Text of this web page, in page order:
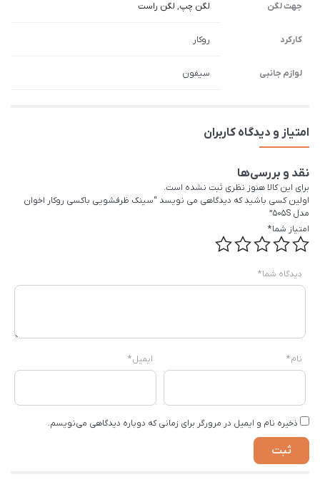
جهت لگن لگن چپ, لگن راست
کارکرد روکار
لوازم جانبی سیفون
امتیاز و دیدگاه کاربران
نقد و بررسی‌ها
برای این کالا هنوز نظری ثبت نشده است.
اولین کسی باشید که دیدگاهی می نویسد “سینک ظرفشویی باکسی روکار اخوان
مدل 505S”
امتیاز شما*
دیدگاه شما*
نام* ایمیل*
ذخیره نام و ایمیل در مرورگر برای زمانی که دوباره دیدگاهی می‌نویسم.